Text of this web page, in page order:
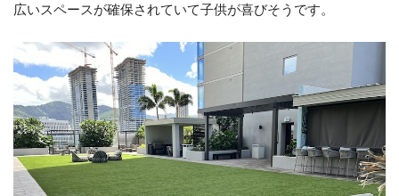
広いスペースが確保されていて子供が喜びそうです。